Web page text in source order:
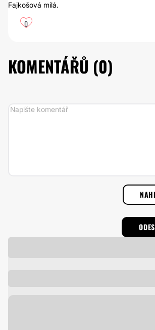
Fajkošová milá.
0
KOMENTÁŘŮ (0)